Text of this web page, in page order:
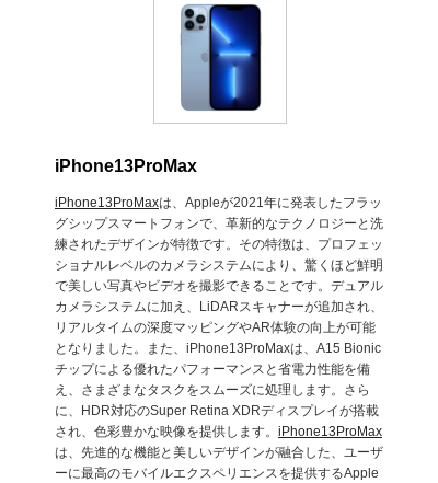
iPhone13ProMax
iPhone13ProMaxは、Appleが2021年に発表したフラッ
グシップスマートフォンで、革新的なテクノロジーと洗
練されたデザインが特徴です。その特徴は、プロフェッ
ショナルレベルのカメラシステムにより、驚くほど鮮明
で美しい写真やビデオを撮影できることです。デュアル
カメラシステムに加え、LiDARスキャナーが追加され、
リアルタイムの深度マッピングやAR体験の向上が可能
となりました。また、iPhone13ProMaxは、A15 Bionic
チップによる優れたパフォーマンスと省電力性能を備
え、さまざまなタスクをスムーズに処理します。さら
に、HDR対応のSuper Retina XDRディスプレイが搭載
され、色彩豊かな映像を提供します。 iPhone13ProMax
は、先進的な機能と美しいデザインが融合した、ユーザ
ーに最高のモバイルエクスペリエンスを提供するApple